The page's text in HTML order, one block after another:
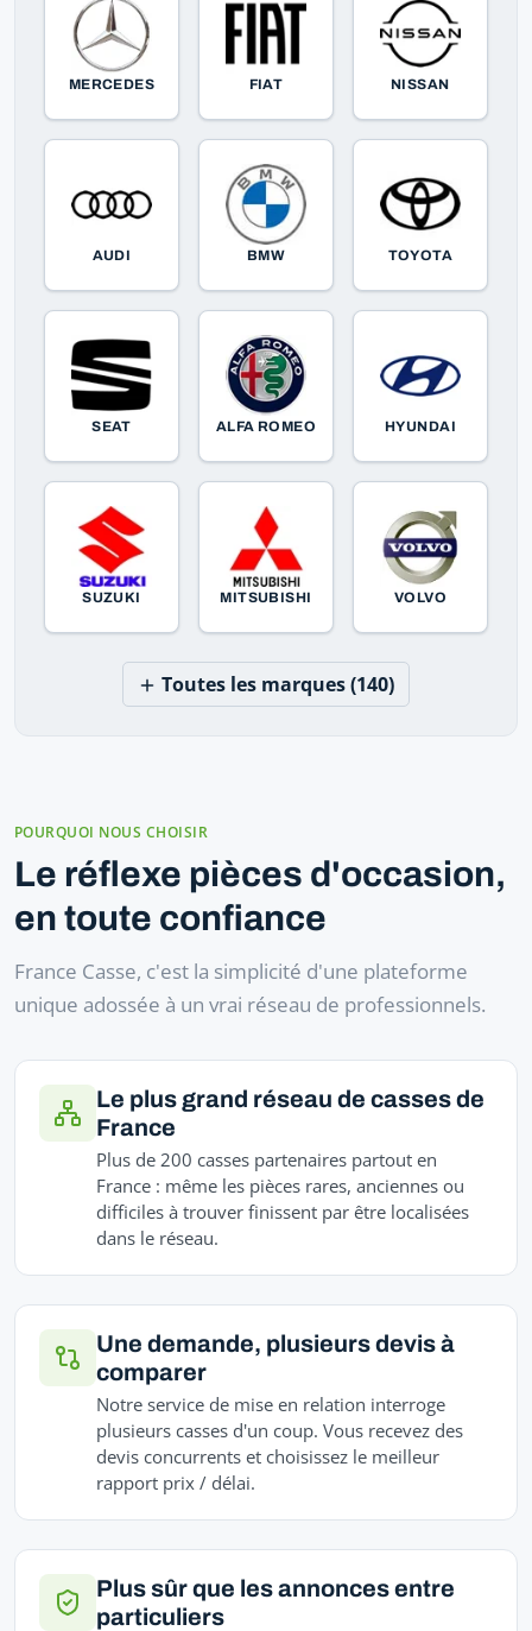
MERCEDES FIAT NISSAN
AUDI BMW TOYOTA
SEAT ALFA ROMEO HYUNDAI
SUZUKI MITSUBISHI VOLVO
Toutes les marques (140)
POURQUOI NOUS CHOISIR
Le réflexe pièces d'occasion,
en toute confiance
France Casse, c'est la simplicité d'une plateforme
unique adossée à un vrai réseau de professionnels.
Le plus grand réseau de casses de
France
Plus de 200 casses partenaires partout en
France : même les pièces rares, anciennes ou
difficiles à trouver finissent par être localisées
dans le réseau.
Une demande, plusieurs devis à
comparer
Notre service de mise en relation interroge
plusieurs casses d'un coup. Vous recevez des
devis concurrents et choisissez le meilleur
rapport prix / délai.
Plus sûr que les annonces entre
particuliers